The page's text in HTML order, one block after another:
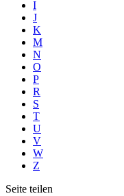
I
J
K
M
N
O
P
R
S
T
U
V
W
Z
Seite teilen